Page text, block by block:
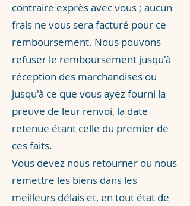
contraire exprès avec vous ; aucun
frais ne vous sera facturé pour ce
remboursement. Nous pouvons
refuser le remboursement jusqu'à
réception des marchandises ou
jusqu'à ce que vous ayez fourni la
preuve de leur renvoi, la date
retenue étant celle du premier de
ces faits.
Vous devez nous retourner ou nous
remettre les biens dans les
meilleurs délais et, en tout état de